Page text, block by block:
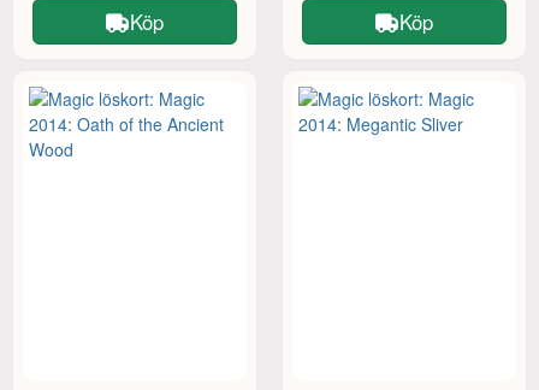
Köp Köp